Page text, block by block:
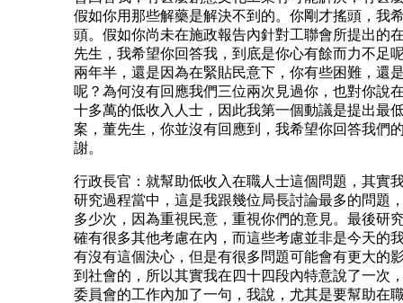
假如你用那些解藥是解決不到的。你剛才搖頭，我
頭。假如你尚未在施政報告內針對工聯會所提出的
先生，我希望你回答我，到底是你心有餘而力不足
兩年半，還是因為在緊貼民意下，你有些困難，還
呢？為何沒有回應我們三位兩次見過你，也對你說
十多萬的低收入人士，因此我第一個動議是提出最
案，董先生，你並沒有回應到，我希望你回答我們
謝。
行政長官：就幫助低收入在職人士這個問題，其實
研究過程當中，這是我跟幾位局長討論最多的問題
多少次，因為重視民意，重視你們的意見。最後研
確有很多其他考慮在內，而這些考慮並非是今天的
有沒有這個決心，但是有很多問題可能會有更大的
到社會的，所以其實我在四十四段內特意說了一次
委員會的工作內加了一句，我說，尤其是要幫助在